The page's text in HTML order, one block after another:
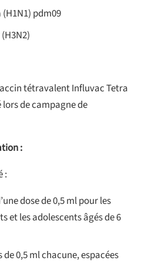
pdm09
tétravalent Influvac Tetra
de campagne de
:
:
dose de 0,5 ml pour les
et les adolescents âgés de 6
0,5 ml chacune, espacées